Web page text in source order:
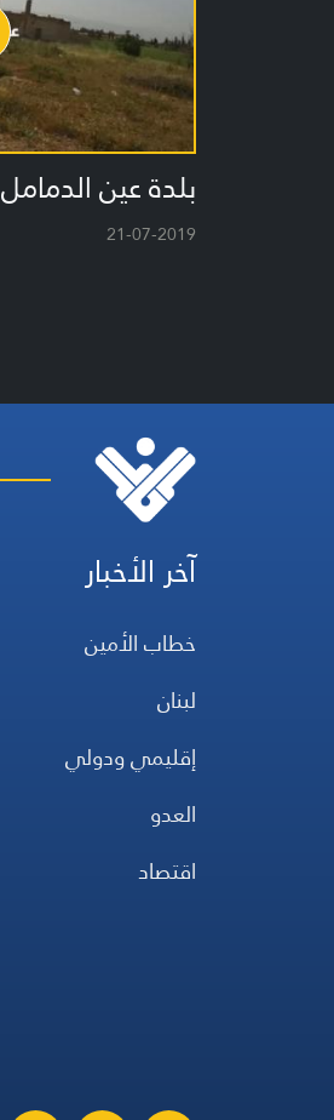
بلدة عين الدمامل
21-07-2019
آخر الأخبار
خطاب الأمين
لبنان
إقليمي ودولي
العدو
اقتصاد